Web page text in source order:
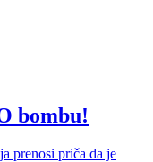
bombu!
prenosi priča da je